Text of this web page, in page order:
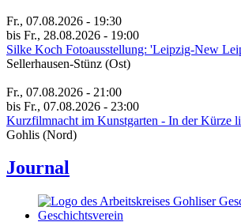
Fr., 07.08.2026 - 19:30
bis Fr., 28.08.2026 - 19:00
Silke Koch Fotoausstellung: 'Leipzig-New
Sellerhausen-Stünz (Ost)
Fr., 07.08.2026 - 21:00
bis Fr., 07.08.2026 - 23:00
Kurzfilmnacht im Kunstgarten - In der Kürze
Gohlis (Nord)
Journal